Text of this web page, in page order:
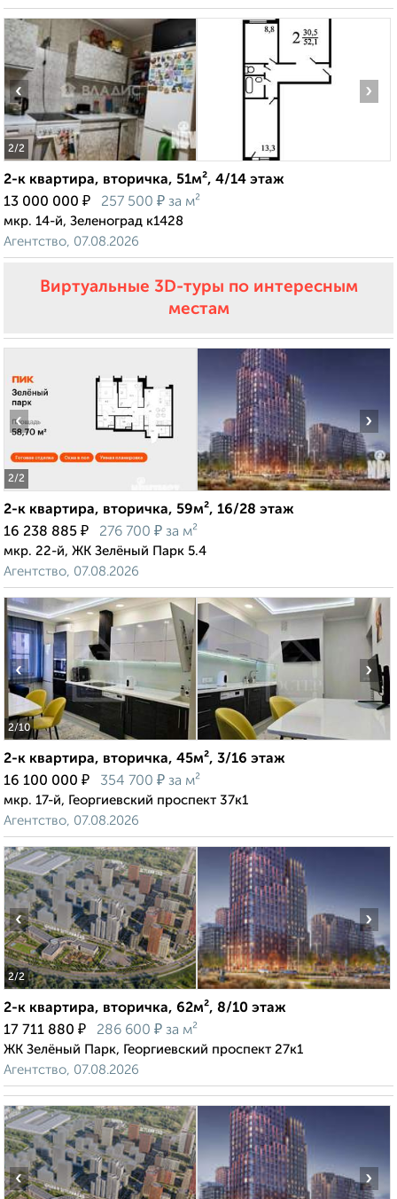
2/2
‹ ›
2-к квартира, вторичка, 51м², 4/14 этаж
13 000 000 ₽ 257 500 ₽ за м²
мкр. 14-й, Зеленоград к1428
Агентство, 07.08.2026
Виртуальные 3D-туры по интересным
местам
2/2
‹ ›
2-к квартира, вторичка, 59м², 16/28 этаж
16 238 885 ₽ 276 700 ₽ за м²
мкр. 22-й, ЖК Зелёный Парк 5.4
Агентство, 07.08.2026
2/10
‹ ›
2-к квартира, вторичка, 45м², 3/16 этаж
16 100 000 ₽ 354 700 ₽ за м²
мкр. 17-й, Георгиевский проспект 37к1
Агентство, 07.08.2026
2/2
‹ ›
2-к квартира, вторичка, 62м², 8/10 этаж
17 711 880 ₽ 286 600 ₽ за м²
ЖК Зелёный Парк, Георгиевский проспект 27к1
Агентство, 07.08.2026
‹ ›